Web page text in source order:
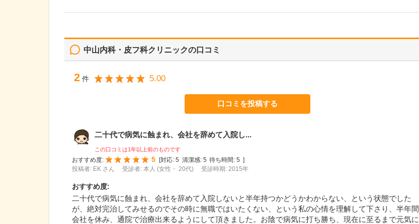
中山内科・皮フ科クリニックの口コミ
2 件 5.00
口コミを投稿する
二十代で病気に蝕まれ、会社を辞めて入院し...
この口コミは1年以上前のものです
おすすめ度:
5 [対応: 5 清潔感: 5 待ち時間: 5 ]
投稿者: EK さん
受診者: 本人 (女性・ 20代) 受診時期: 2015年
おすすめ度:
二十代で病気に蝕まれ、会社を辞めて入院しないと半年持つかどうかわからない、という状態でした
が、絶対完治してみせるのでその時に無職ではいたくない、という私の心情を理解して下さり、半年間
会社を休み、通院で治療出来るようにして頂きました。お陰で病気に打ち勝ち、現在に至るまで元気に